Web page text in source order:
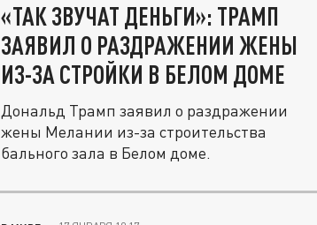
«ТАК ЗВУЧАТ ДЕНЬГИ»: ТРАМП
ЗАЯВИЛ О РАЗДРАЖЕНИИ ЖЕНЫ
ИЗ-ЗА СТРОЙКИ В БЕЛОМ ДОМЕ
Дональд Трамп заявил о раздражении
жены Мелании из-за строительства
бального зала в Белом доме.